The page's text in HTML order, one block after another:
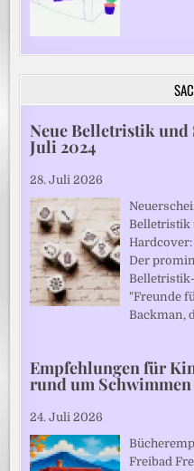
Neue Belletristik
Juli 2024
28. Juli 2026
Belletristik
Der
"Freunde
Backman,
Empfehlungen für
rund um
24. Juli 2026
Freibad